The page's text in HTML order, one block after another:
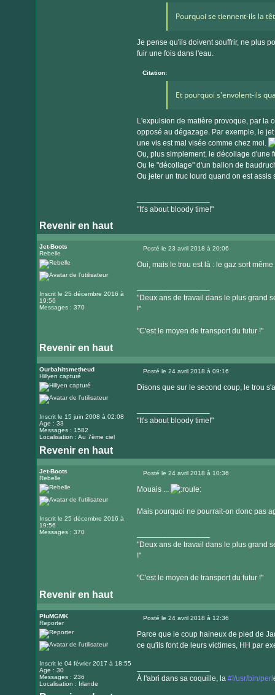
Pourquoi se tiennent-ils la
Je pense qu'ils doivent souffrir, ne plus
fuir une fois dans l'eau.
Citation:
Et pourquoi s'envolent-ils
L'expulsion de matière provoque, par la
opposé au dégazage. Par exemple, le
une vis est mal visée comme chez moi.
Ou, plus simplement, le décollage d'une
Ou le "décollage" d'un ballon de
Ou jeter un truc lourd quand on est assis
"It's about bloody time!"
Revenir en haut
Visiter
le
internet
Jet-Boots
Rebelle
Inscrit le 25 décembre 2016 à
19:56
Messages : 370
Posté le 23 avril 2018 à 20:06
Oui, mais le trou est là : le gaz sort
"Deux ans de travail dans le plus grand
!"
"C'est le moyen de transport du futur !"
Revenir en haut
Ourbahitsmetheud
Hillyen capturé
Inscrit le 15 juin 2008 à 02:08
Age : 33
Messages : 1582
Localisation : Au 7ème ciel
Posté le 24 avril 2018 à 09:16
Disons que sur le second coup, le trou
"It's about bloody time!"
Revenir en haut
Visiter
le
internet
Jet-Boots
Rebelle
Inscrit le 25 décembre 2016 à
19:56
Messages : 370
Posté le 24 avril 2018 à 10:36
Mouais ...
Mais pourquoi ne pourrait-on donc pas
"Deux ans de travail dans le plus grand
!"
"C'est le moyen de transport du futur !"
Revenir en haut
PluMGMK
Reporter
Inscrit le 04 février 2017 à 18:55
Age : 30
Messages : 236
Localisation : Irlande
Posté le 24 avril 2018 à 12:36
Parce que le coup haineux de pied de
ce qu'ils font de leurs victimes, HH par
À l'abri dans sa coquille, la #!/usr/bin/perl